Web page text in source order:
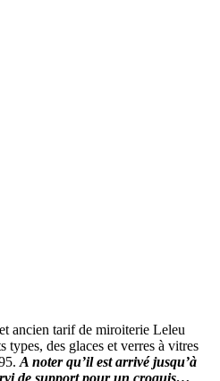
ancien tarif de miroiterie Leleu
types, des glaces et verres à vitres
A noter qu’il est arrivé jusqu’à